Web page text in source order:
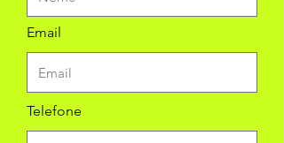
Email
Telefone